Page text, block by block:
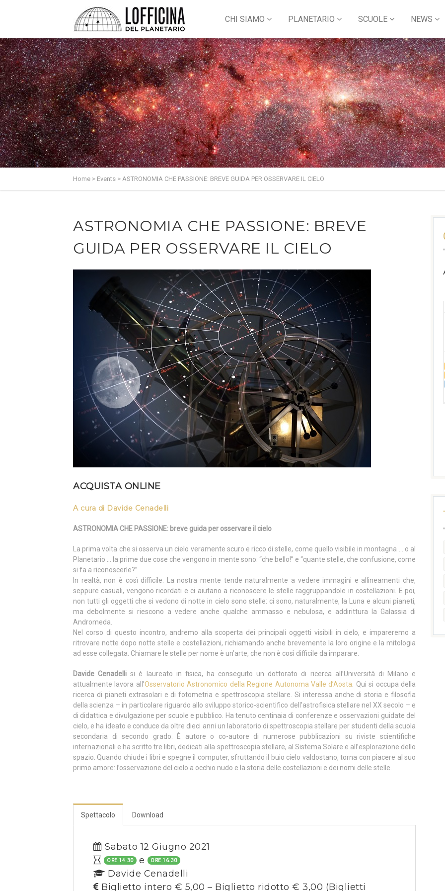
CHI SIAMO PLANETARIO SCUOLE NEWS
Home > Events > ASTRONOMIA CHE PASSIONE: BREVE GUIDA PER OSSERVARE IL CIELO
ASTRONOMIA CHE PASSIONE: BREVE
GUIDA PER OSSERVARE IL CIELO
ACQUISTA ONLINE
A cura di Davide Cenadelli
ASTRONOMIA CHE PASSIONE: breve guida per osservare il cielo
La prima volta che si osserva un cielo veramente scuro e ricco di stelle, come quello visibile in montagna … o al
Planetario … la prime due cose che vengono in mente sono: “che bello!” e “quante stelle, che confusione, come
si fa a riconoscerle?”
In realtà, non è così difficile. La nostra mente tende naturalmente a vedere immagini e allineamenti che,
seppure casuali, vengono ricordati e ci aiutano a riconoscere le stelle raggruppandole in costellazioni. E poi,
non tutti gli oggetti che si vedono di notte in cielo sono stelle: ci sono, naturalmente, la Luna e alcuni pianeti,
ma debolmente si riescono a vedere anche qualche ammasso e nebulosa, e addirittura la Galassia di
Andromeda.
Nel corso di questo incontro, andremo alla scoperta dei principali oggetti visibili in cielo, e impareremo a
ritrovare notte dopo notte stelle e costellazioni, richiamando anche brevemente la loro origine e la mitologia
ad esse collegata. Chiamare le stelle per nome è un’arte, che non è così difficile da imparare.
Davide Cenadellisi è laureato in fisica, ha conseguito un dottorato di ricerca all’Università di Milano e
attualmente lavora all’Osservatorio Astronomico della Regione Autonoma Valle d’Aosta . Qui si occupa della
ricerca di pianeti extrasolari e di fotometria e spettroscopia stellare. Si interessa anche di storia e filosofia
della scienza – in particolare riguardo allo sviluppo storico-scientifico dell’astrofisica stellare nel XX secolo – e
di didattica e divulgazione per scuole e pubblico. Ha tenuto centinaia di conferenze e osservazioni guidate del
cielo, e ha ideato e conduce da oltre dieci anni un laboratorio di spettroscopia stellare per studenti della scuola
secondaria di secondo grado. È autore o co-autore di numerose pubblicazioni su riviste scientifiche
internazionali e ha scritto tre libri, dedicati alla spettroscopia stellare, al Sistema Solare e all’esplorazione dello
spazio. Quando chiude i libri e spegne il computer, sfruttando il buio cielo valdostano, torna con piacere al suo
primo amore: l’osservazione del cielo a occhio nudo e la storia delle costellazioni e dei nomi delle stelle.
Spettacolo Download
Sabato 12 Giugno 2021
ORE 14.30 e ORE 16.30
Davide Cenadelli
Biglietto intero € 5,00 – Biglietto ridotto € 3,00 (Biglietti